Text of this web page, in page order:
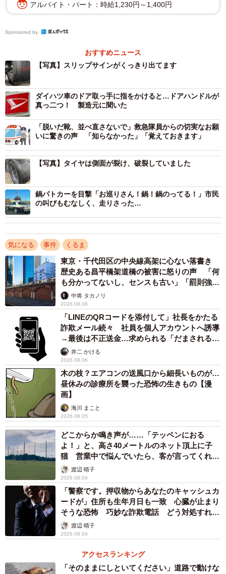
ーー飛び込み客のタイヤの状態を教えてください。事故が
起きる可能性はどのくらいあったのでしょうか。
「タイヤは既にバースト（破裂）していましたが、パンク
しても一定距離なら走行可能な『ランフラットタイヤ』と
呼ばれているものでした。
ランフラットタイヤのおかげで『運良く車体を支える事が
出来ていただけ』の状態であり、『事故が起きる可能性』
というレベルを大きく通り越した状態でした」
「タイヤ交換を怠って、パンク寸前のタイヤで走り続けれ
ば、様々な事故や被害が予測できます。
高速に乗れば、80〜100km/h以上で制御不能に陥る事故を
起こす可能性が十分あり、他車を巻き込む恐れもありま
す。
街中であっても、ちぎれた鋭利なワイヤーだらけのタイヤ
片が飛び、歩行者に当たりでもしたら恐ろしい怪我につな
がりかねません。たった数万のタイヤ代をケチったせい
で、莫大な損害を背負うことになります」
「どんなに車の性能が上がっても、最終的に地面に接地し
ているのはタイヤだけです。車におけるタイヤの役割だけ
は、これからも絶対に変わりません。
ドライバー自らが車への理解を深める事が、何よりも事故
防止に繋がると考えます」
◇ ◇
アルバイト・パート：時給1,230円～1,400円
Sponsored by
おすすめニュース
【写真】スリップサインがくっきり出てます
ダイハツ車のドア取っ手に指をかけると…ドアハンドルが
真っ二つ！ 製造元に聞いた
「脱いだ靴、並べ直さないで」救急隊員からの切実なお願
いに驚きの声 「知らなかった」「覚えておきます」
【写真】タイヤは側面が裂け、破裂していました
鍋パトカーを目撃「お巡りさん！鍋！鍋のってる！」市民
の叫びもむなしく、走りさった…
気になる 事件 くるま
東京・千代田区の中央線高架に心ない落書き
歴史ある昌平橋架道橋の被害に怒りの声 「何
も分かってないし、センスも古い」「罰則強化
して」中将 タカノリ
2026.08.06
「LINEのQRコードを添付して」社長をかたる
詐欺メール続々 社員を個人アカウントへ誘導
→最後は不正送金…求められる「だまされる前
提」の対策
井二 かける
2026.08.06
木の枝？エアコンの送風口から細長いものが…
昼休みの診療所を襲った恐怖の生きもの【漫
画】
海川 まこと
2026.08.05
どこからか鳴き声が……「テッペンにおる
よ！」と、高さ40メートルのネット頂上に子
猫 営業中で悩んでいたら、客が言ってくれた
のは？渡辺 晴子
2026.08.04
「警察です。押収物からあなたのキャッシュカ
ードが」住所も生年月日も一致 心臓が止まり
そうな恐怖 巧妙な詐欺電話 どう対処すれ
ば…渡辺 晴子
2026.08.04
アクセスランキング
「そのままにしといてください」道路で動けな